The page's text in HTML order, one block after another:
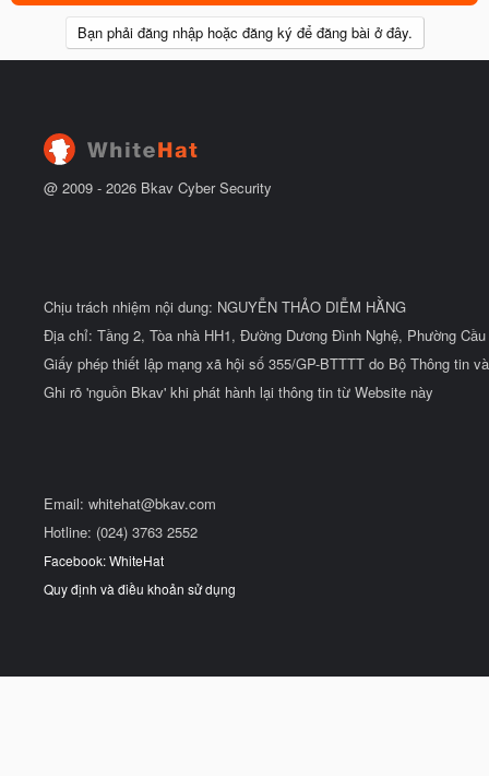
Bạn phải đăng nhập hoặc đăng ký để đăng bài ở đây.
@ 2009 - 2026 Bkav Cyber Security
Chịu trách nhiệm nội dung: NGUYỄN THẢO DIỄM HẰNG
Địa chỉ: Tầng 2, Tòa nhà HH1, Đường Dương Đình Nghệ, Phường
Giấy phép thiết lập mạng xã hội số 355/GP-BTTTT do Bộ Thông tin
Ghi rõ 'nguồn Bkav' khi phát hành lại thông tin từ Website này
Email: whitehat@bkav.com
Hotline: (024) 3763 2552
Facebook: WhiteHat
Quy định và điều khoản sử dụng